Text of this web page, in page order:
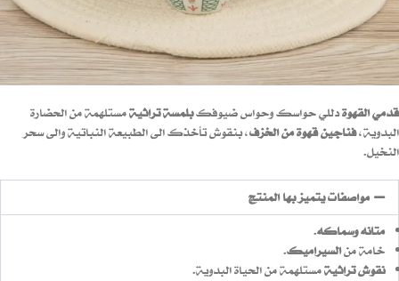
قدمي القهوةدللي حواسك وحواس ضيوفكبلمسة تراثيةمستلهمة من الحضارة
البدوية،فناجين قهوة من الخزف، بنقوش تأخذك الى الطبيعة النباتية والى سحر
النخيل.
مواصفات يتميز بها المنتج
متانه وسماكه.
خامة منالسيراميك.
نقوش تراثيةمستلهمة من الحياة البدوية.